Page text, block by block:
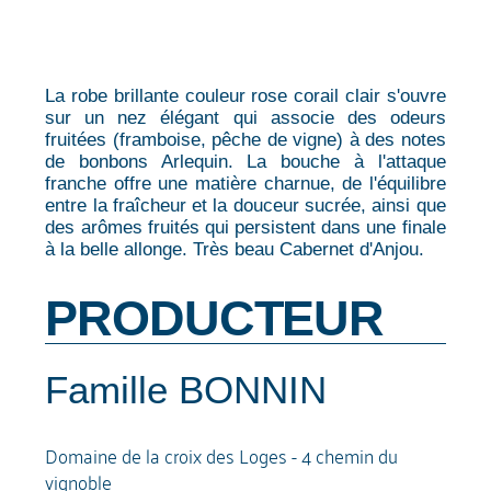
La robe brillante couleur rose corail clair s'ouvre
sur un nez élégant qui associe des odeurs
fruitées (framboise, pêche de vigne) à des notes
de bonbons Arlequin. La bouche à l'attaque
franche offre une matière charnue, de l'équilibre
entre la fraîcheur et la douceur sucrée, ainsi que
des arômes fruités qui persistent dans une finale
à la belle allonge. Très beau Cabernet d'Anjou.
PRODUCTEUR
Famille BONNIN
Domaine de la croix des Loges - 4 chemin du
vignoble